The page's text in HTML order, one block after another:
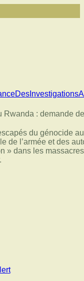
Rwanda : demande
du génocide
de l’armée et des
» dans les